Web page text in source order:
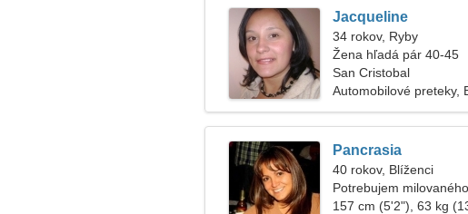
Jacqueline
34 rokov, Ryby
Žena hľadá pár 40-45
San Cristobal
Automobilové preteky,
Pancrasia
40 rokov, Blíženci
Potrebujem
tancovali
157 cm (5'2"), 63 kg